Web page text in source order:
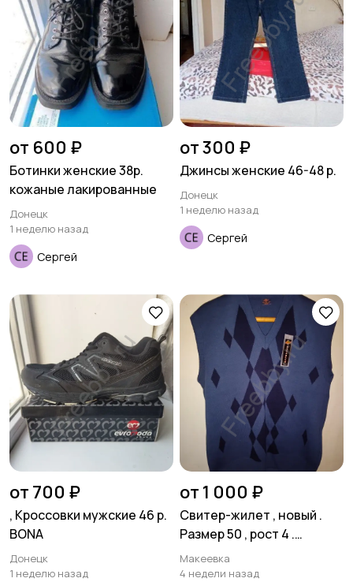
от 600 ₽
Ботинки женские 38р.
кожаные лакированные
Донецк
1 неделю назад
Сергей
от 300 ₽
Джинсы женские 46-48 р.
Донецк
1 неделю назад
Сергей
от 700 ₽
, Кроссовки мужские 46 р.
BONA
Донецк
1 неделю назад
от 1 000 ₽
Свитер-жилет , новый .
Размер 50 , рост 4 .
Шерсть 50 % . Турция .
Макеевка
4 недели назад